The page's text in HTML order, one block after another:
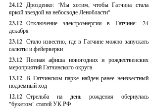
24.12 Дрозденко: "Мы хотим, чтобы Гатчина стала
яркой звездой на небосводе Ленобласти"
23.12 Отключение электроэнергии в Гатчине: 24
декабря
23.12 Стало известно, где в Гатчине можно запускать
салюты и фейерверки
23.12 Полная афиша новогодних и рождественских
мероприятий Гатчинского округа
13.12 В Гатчинском парке найден ранее неизвестный
подземный ход
12.12 Стрельба на день рождения обернулась
"букетом" статей УК РФ